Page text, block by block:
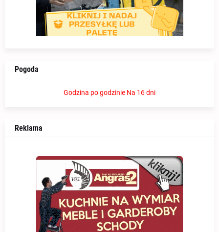
Pogoda
Godzina po godzinie Na 16 dni
Reklama